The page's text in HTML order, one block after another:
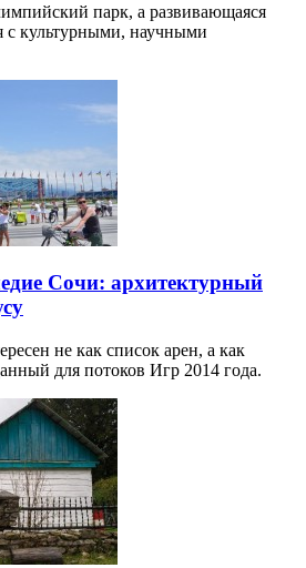
парк, а развивающаяся
с культурными, научными
Сочи: архитектурный
не как список арен, а как
для потоков Игр 2014 года.